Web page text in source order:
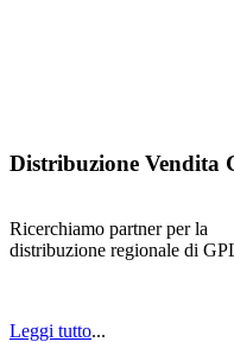
Distribuzione Vendita
Ricerchiamo partner per la
distribuzione regionale di
Leggi tutto...